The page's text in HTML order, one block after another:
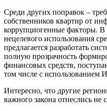
Среди других поправок –
собственников квартир от
коррупциогенные факторы. В
нецелевого использования
предлагается разработать
полную прозрачность
финансовых средств,
том числе с использованием
Интересно, что другие
важного закона отнеслись не